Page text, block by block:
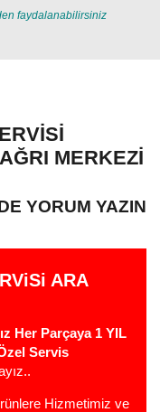
faydalanabilirsiniz
MERKEZI
YORUM YAZIN
ARA
Her Parçaya 1 YIL
Servis
Hizmetimiz ve